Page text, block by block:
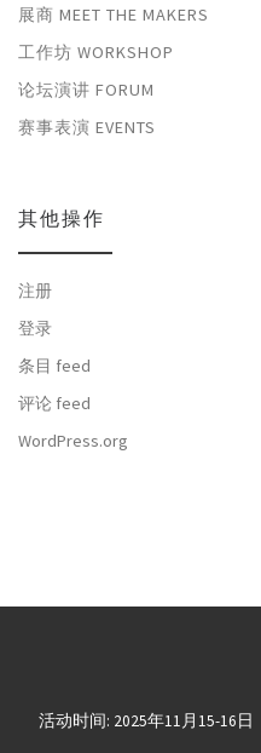
展商 MEET THE MAKERS
工作坊 WORKSHOP
论坛演讲 FORUM
赛事表演 EVENTS
其他操作
注册
登录
条目 feed
评论 feed
WordPress.org
活动时间: 2025年11月15-16日